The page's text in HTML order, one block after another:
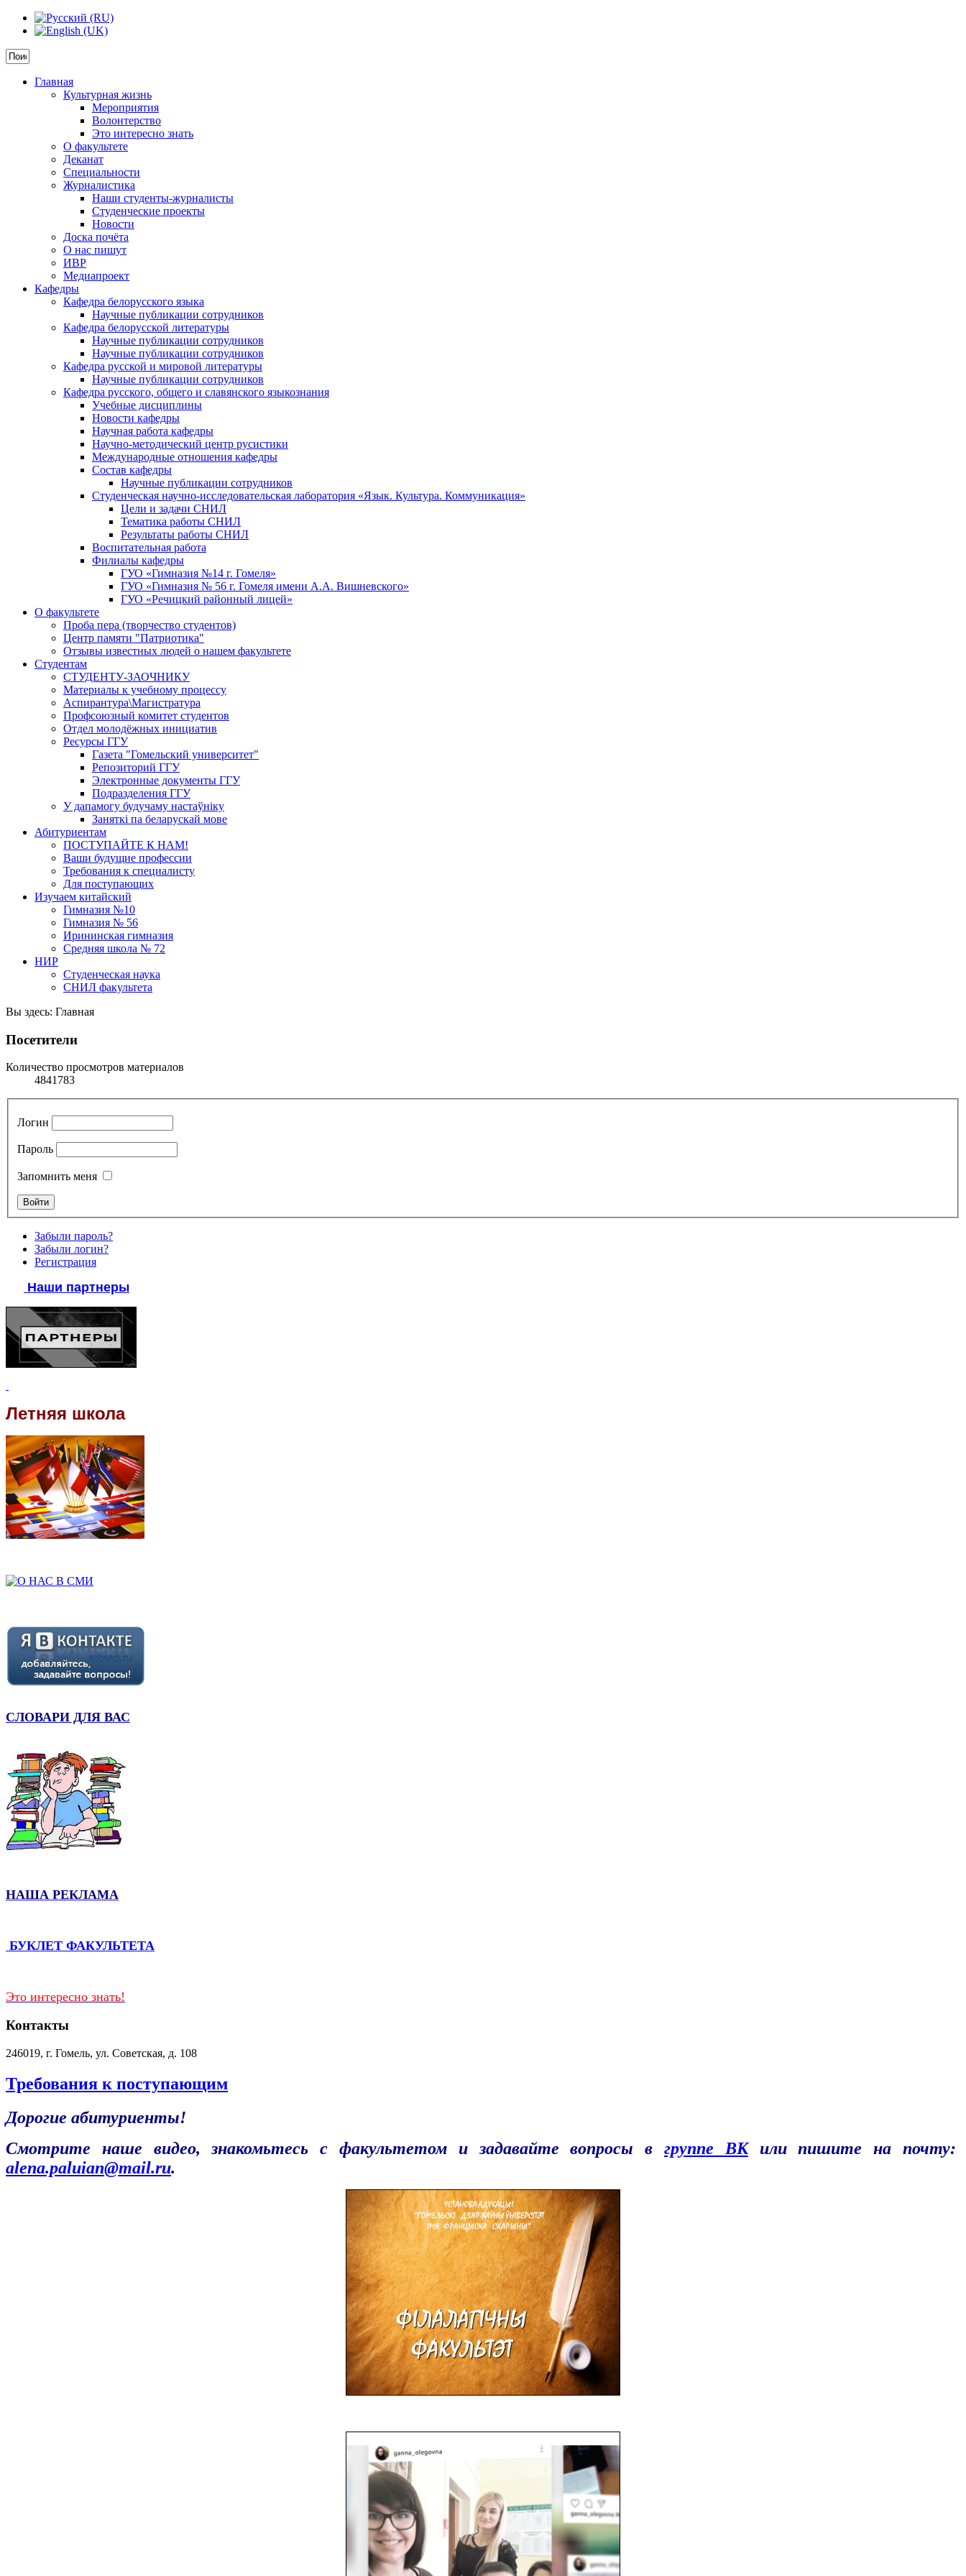
Главная
Культурная жизнь
Мероприятия
Волонтерство
Это интересно знать
О факультете
Деканат
Специальности
Журналистика
Наши студенты-журналисты
Студенческие проекты
Новости
Доска почёта
О нас пишут
ИВР
Медиапроект
Кафедры
Кафедра белорусского языка
Научные публикации сотрудников
Кафедра белорусской литературы
Научные публикации сотрудников
Научные публикации сотрудников
Кафедра русской и мировой литературы
Научные публикации сотрудников
Кафедра русского, общего и славянского языкознания
Учебные дисциплины
Новости кафедры
Научная работа кафедры
Научно-методический центр русистики
Международные отношения кафедры
Состав кафедры
Научные публикации сотрудников
Студенческая научно-исследовательская лаборатория «Язык. Культура. Коммуникация»
Цели и задачи СНИЛ
Тематика работы СНИЛ
Результаты работы СНИЛ
Воспитательная работа
Филиалы кафедры
ГУО «Гимназия №14 г. Гомеля»
ГУО «Гимназия № 56 г. Гомеля имени А.А. Вишневского»
ГУО «Речицкий районный лицей»
О факультете
Проба пера (творчество студентов)
Центр памяти "Патриотика"
Отзывы известных людей о нашем факультете
Студентам
СТУДЕНТУ-ЗАОЧНИКУ
Материалы к учебному процессу
Аспирантура\Магистратура
Профсоюзный комитет студентов
Отдел молодёжных инициатив
Ресурсы ГГУ
Газета "Гомельский университет"
Репозиторий ГГУ
Электронные документы ГГУ
Подразделения ГГУ
У дапамогу будучаму настаўніку
Заняткi па беларускай мове
Абитуриентам
ПОСТУПАЙТЕ К НАМ!
Ваши будущие профессии
Требования к специалисту
Для поступающих
Изучаем китайский
Гимназия №10
Гимназия № 56
Ирининская гимназия
Средняя школа № 72
НИР
Студенческая наука
СНИЛ факультета
Вы здесь: Главная
Посетители
Количество просмотров материалов
4841783
Логин
Пароль
Запомнить меня
Забыли пароль?
Забыли логин?
Регистрация
Наши партнеры
Летняя школа
СЛОВАРИ ДЛЯ ВАС
НАША РЕКЛАМА
БУКЛЕТ ФАКУЛЬТЕТА
Это интересно знать!
Контакты
246019, г. Гомель, ул. Советская, д. 108
Требования к поступающим
Дорогие абитуриенты!
Смотрите наше видео, знакомьтесь с факультетом и задавайте вопросы в группе ВКили пишите на почту:
alena.paluian@mail.ru.